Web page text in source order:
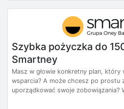
Szybka pożyczka do
Smartney
Masz w głowie konkretny plan, który
wsparcia? A może chcesz po prostu
uporządkować swoje zobowiązania?